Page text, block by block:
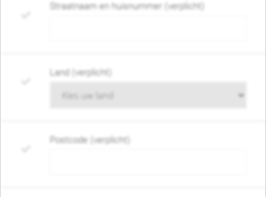
Straatnaam en huisnummer (verplicht)
Land (verplicht)
Postcode (verplicht)